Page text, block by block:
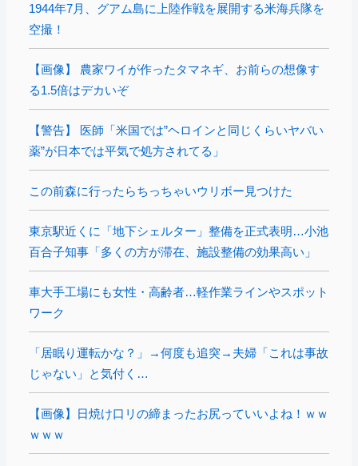
1944年7月、グアム島に上陸作戦を展開する米海兵隊を
空撮！
【画像】 農家ワイが作ったタマネギ、お前らの想像す
る1.5倍はデカいぞ
【警告】 医師「米国では”ヘロインと同じくらいヤバい
薬”が日本では平気で処方されてる」
この前森に行ったらちっちゃいウリボー見つけた
東京駅近くに「地下シェルター」整備を正式表明…小池
百合子知事「多くの方が滞在、施設整備の効果高い」
車大手工場にも女性・高齢者…軽作業ラインやスポット
ワーク
「居眠り運転かな？」→何度も追突→夫婦「これは事故
じゃない」と気付く…
【画像】日焼け口リの締まったお尻っていいよね！ｗｗ
ｗｗｗ